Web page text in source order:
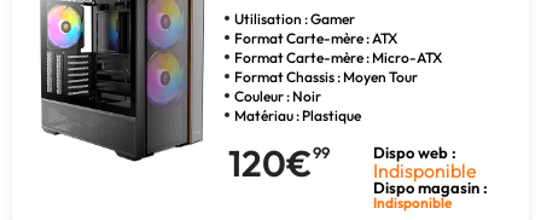
Utilisation : Gamer
Format Carte-mère : ATX
Format Carte-mère : Micro-ATX
Format Chassis : Moyen Tour
Couleur : Noir
Matériau : Plastique
120€99 Dispo web :
Indisponible
Dispo magasin :
Indisponible